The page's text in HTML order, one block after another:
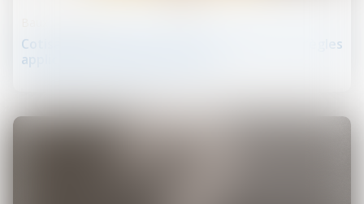
Cotisations 2026 : un arrêté qui confirme les règles
applicables au logement social